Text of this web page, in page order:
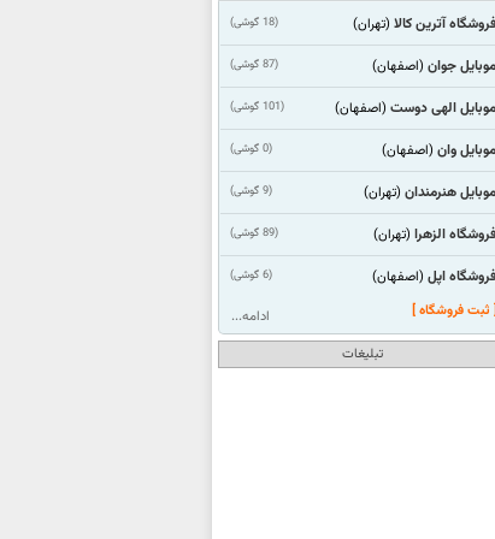
(18 گوشی) فروشگاه آترین کالا (تهران)
(87 گوشی) موبایل جوان (اصفهان)
(101 گوشی) موبایل الهی دوست (اصفهان)
(0 گوشی) موبایل وان (اصفهان)
(9 گوشی) موبایل هنرمندان (تهران)
(89 گوشی) فروشگاه الزهرا (تهران)
(6 گوشی) فروشگاه اپل (اصفهان)
[ ثبت فروشگاه ]
ادامه...
تبلیغات